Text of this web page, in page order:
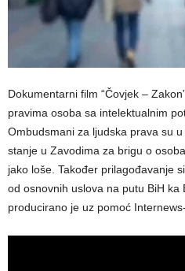
Dokumentarni film “Čovjek –
pravima osoba sa intelektualnim
Ombudsmani za ljudska prava su
stanje u Zavodima za brigu o
jako loše. Također prilagođavanje
od osnovnih uslova na putu BiH ka
producirano je uz pomoć